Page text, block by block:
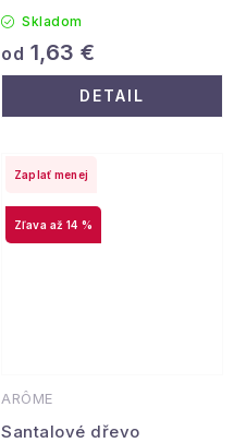
Skladom
od 1,63 €
DETAIL
ARÔME
Santalové dřevo
až 14 %
Zaplať menej